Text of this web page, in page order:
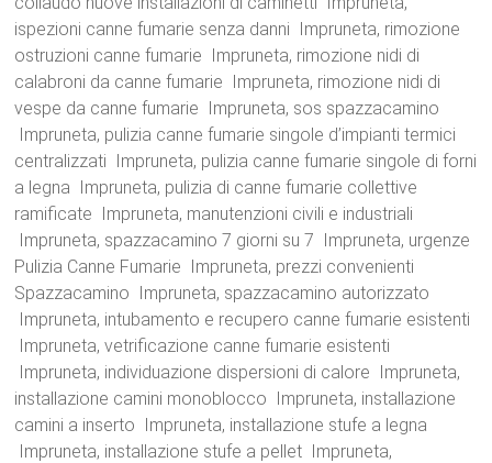
ispezioni canne fumarie senza danni Impruneta, rimozione
ostruzioni canne fumarie Impruneta, rimozione nidi di
calabroni da canne fumarie Impruneta, rimozione nidi di
vespe da canne fumarie Impruneta, sos spazzacamino
Impruneta, pulizia canne fumarie singole d’impianti termici
centralizzati Impruneta, pulizia canne fumarie singole di forni
a legna Impruneta, pulizia di canne fumarie collettive
ramificate Impruneta, manutenzioni civili e industriali
Impruneta, spazzacamino 7 giorni su 7 Impruneta, urgenze
Pulizia Canne Fumarie Impruneta, prezzi convenienti
Spazzacamino Impruneta, spazzacamino autorizzato
Impruneta, intubamento e recupero canne fumarie esistenti
Impruneta, vetrificazione canne fumarie esistenti
Impruneta, individuazione dispersioni di calore Impruneta,
installazione camini monoblocco Impruneta, installazione
camini a inserto Impruneta, installazione stufe a legna
Impruneta, installazione stufe a pellet Impruneta,